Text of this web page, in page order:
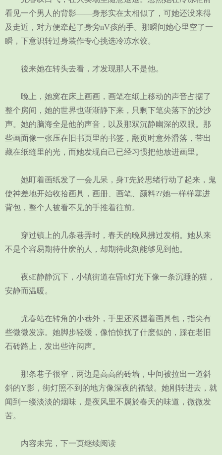
看见一个男人的背影——身形实在太相似了，可她还没来得
及走近，对方便牵起了身旁nV孩的手。那瞬间她心里空了一
瞬，下意识转过身装作专心挑选冷冻水饺。
後来她在转头去看，才发现那人不是他。
晚上，她窝在床上画画，画笔在纸上移动的声音占据了
整个房间，她的世界也渐渐静下来，只剩下笔尖落下的沙沙
声。她的脑海全是他的声音，以及那双沉静幽深的双眼。那
些画面像一张压在旧书页里的书签，翻页时意外滑落，带出
藏在纸缝里的光，而她发现自己已经习惯把他放进画里。
她盯着画纸发了一会儿呆，身T先於思绪行动了起来，鬼
使神差地开始收拾画具，画册、画笔、颜料??她一样样塞进
背包，整个人被看不见的手推着往前。
穿过镇上的几条巷弄时，春天的晚风拂过发梢。她从来
不是个容易期待什麽的人，却期待此刻能够见到他。
夜sE静静沉下，小镇街道在昏h灯光下像一条沉睡的猫，
安静而温暖。
尤春站在转角的小巷外，手里还紧握着画具包，指尖有
些微微发凉。她脚步轻缓，像怕惊扰了什麽似的，踩在老旧
石砖路上，发出些许闷声。
那条巷子很窄，两边是高高的砖墙，中间被拉出一道斜
斜的Y影，街灯照不到的地方像深夜的褶皱。她刚转进去，就
闻到一缕淡淡的烟味，是夜风里不属於春天的味道，微微发
苦。
内容未完，下一页继续阅读